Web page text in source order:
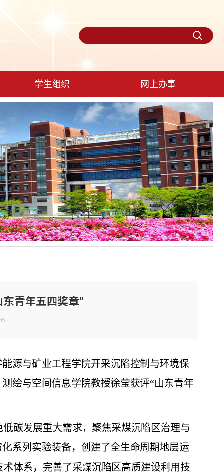
学生组织 网上办事
青年五四奖章”
源与矿业工程学院开采沉陷控制与环境保
绘与空间信息学院教授徐莹获评“山东青年
碳发展重大需求，聚焦采煤沉陷区治理与
系列实验装备，创建了全生命周期地层运
体系，完善了采煤沉陷区高质建设利用技